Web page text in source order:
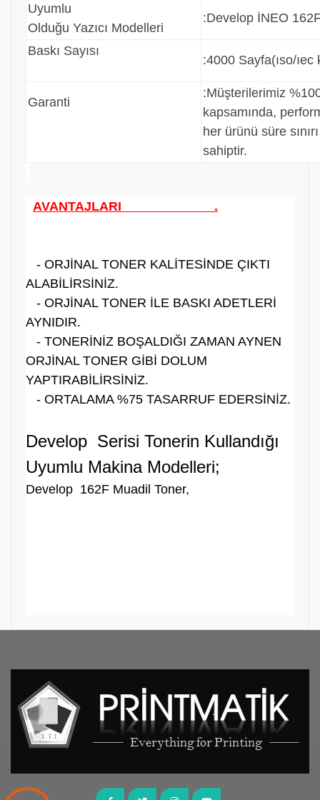
Uyumlu
Olduğu Yazıcı Modelleri
:Develop İNEO
Baskı Sayısı
:4000 Sayfa(ıso/
Garanti
:Müşterilerimiz
kapsamında,
her ürünü süre
sahiptir.
AVANTAJLARI .
- ORJİNAL TONER KALİTESİNDE ÇIKTI
ALABİLİRSİNİZ.
- ORJİNAL TONER İLE BASKI ADETLERİ
AYNIDIR.
- TONERİNİZ BOŞALDIĞI ZAMAN AYNEN
ORJİNAL TONER GİBİ DOLUM
YAPTIRABİLİRSİNİZ.
- ORTALAMA %75 TASARRUF EDERSİNİZ.
Develop Serisi Tonerin Kullandığı
Uyumlu Makina Modelleri;
Develop 162F Muadil Toner,